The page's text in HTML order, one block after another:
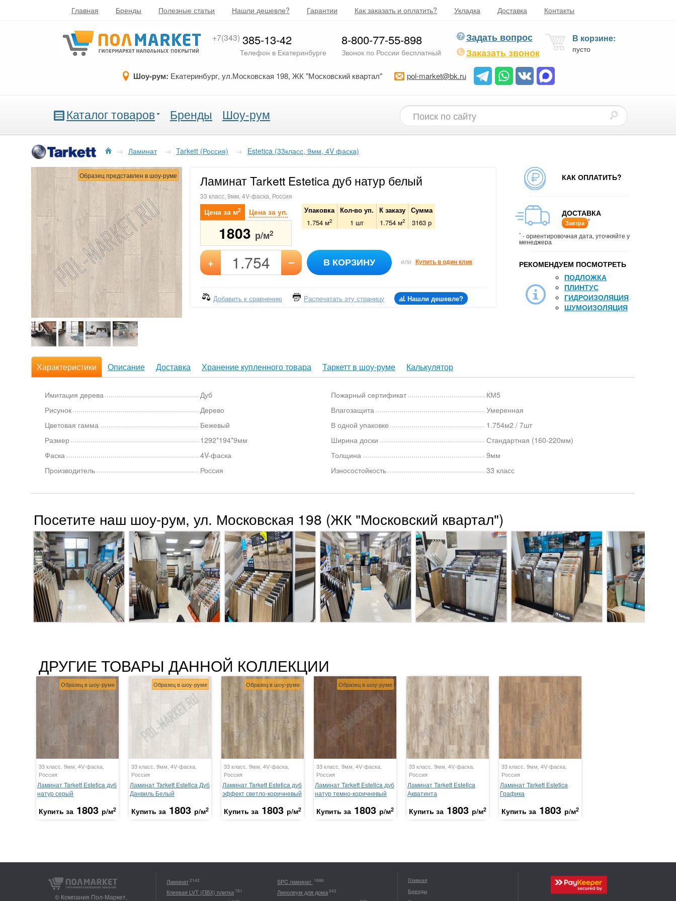
Главная Бренды Полезные статьи Нашли дешевле? Гарантии Как заказать и оплатить? Укладка Доставка Контакты
+7(343) 385-13-42
Телефон в Екатеринбурге
8-800-77-55-898
Звонок по России бесплатный
Задать вопрос
Заказать звонок
В корзине:
пусто
Шоу-рум: Екатеринбург, ул.Московская 198, ЖК "Московский квартал" pol-market@bk.ru
Каталог товаров Бренды Шоу-рум
→ Ламинат → Tarkett (Россия) → Estetica (33класс, 9мм, 4V фаска)
Образец представлен в шоу-руме Ламинат Tarkett Estetica дуб натур белый
33 класс, 9мм, 4V-фаска, Россия
Цена за м2 Цена за уп.
1803 р/м2
Упаковка Кол-во уп. К заказу Сумма
1.754 м2 1 шт 1.754 м2 3163 р
+ – В КОРЗИНУ или Купить в один клик
Добавить к сравнению Распечатать эту страницу Нашли дешевле?
КАК ОПЛАТИТЬ?
ДОСТАВКА
Завтра *
* - ориентировочная дата, уточняйте у
менеджера
РЕКОМЕНДУЕМ ПОСМОТРЕТЬ
ПОДЛОЖКА
ПЛИНТУС
ГИДРОИЗОЛЯЦИЯ
ШУМОИЗОЛЯЦИЯ
Характеристики Описание Доставка Хранение купленного товара Таркетт в шоу-руме Калькулятор
Имитация дерева
Дуб
Рисунок
Дерево
Цветовая гамма
Бежевый
Размер
1292*194*9мм
Фаска
4V-фаска
Производитель
Россия
Пожарный сертификат
КМ5
Влагозащита
Умеренная
В одной упаковке
1.754м2 / 7шт
Ширина доски
Стандартная (160-220мм)
Толщина
9мм
Износостойкость
33 класс
Посетите наш шоу-рум, ул. Московская 198 (ЖК "Московский квартал")
ДРУГИЕ ТОВАРЫ ДАННОЙ КОЛЛЕКЦИИ
Образец в шоу-руме
33 класс, 9мм, 4V-фаска,
Россия
Ламинат Tarkett Estetica дуб
натур серый
Купить за 1803 р/м2
Образец в шоу-руме
33 класс, 9мм, 4V-фаска,
Россия
Ламинат Tarkett Estetica Дуб
Данвиль Белый
Купить за 1803 р/м2
Образец в шоу-руме
33 класс, 9мм, 4V-фаска,
Россия
Ламинат Tarkett Estetica дуб
эффект светло-коричневый
Купить за 1803 р/м2
Образец в шоу-руме
33 класс, 9мм, 4V-фаска,
Россия
Ламинат Tarkett Estetica дуб
натур темно-коричневый
Купить за 1803 р/м2
33 класс, 9мм, 4V-фаска,
Россия
Ламинат Tarkett Estetica
Акватинта
Купить за 1803 р/м2
33 класс, 9мм, 4V-фаска,
Россия
Ламинат Tarkett Estetica
Графика
Купить за 1803 р/м2
© Компания Пол-Маркет,
Ламинат2142 SPC ламинат 1886
Клеевая LVT (ПВХ) плитка781 Линолеум для дома242
Главная
Бренды